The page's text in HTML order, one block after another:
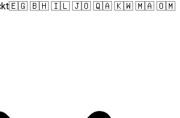
🇪🇬 🇧🇭 🇮🇱 🇯🇴 🇶🇦 🇰🇼 🇲🇦 🇴🇲